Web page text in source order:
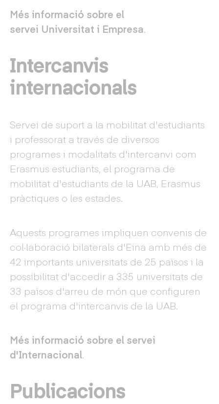
Més informació sobre el
servei Universitat i Empresa.
Intercanvis
internacionals
Servei de suport a la mobilitat d'estudiants
i professorat a través de diversos
programes i modalitats d'intercanvi com
Erasmus estudiants, el programa de
mobilitat d'estudiants de la UAB, Erasmus
pràctiques o les estades.
Aquests programes impliquen convenis de
col·laboració bilaterals d'Eina amb més de
42 importants universitats de 25 països i la
possibilitat d'accedir a 335 universitats de
33 països d'arreu de món que configuren
el programa d'intercanvis de la UAB.
Més informació sobre el servei
d'Internacional.
Publicacions